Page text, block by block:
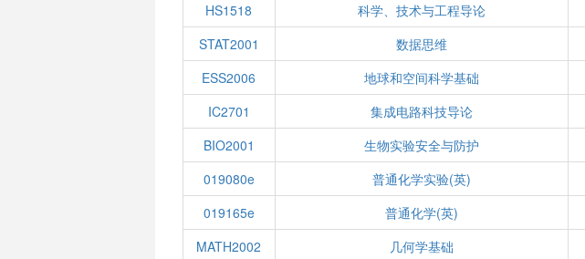
HS1518
科学、技术与工程导论
STAT2001
数据思维
ESS2006
地球和空间科学基础
IC2701
集成电路科技导论
BIO2001
生物实验安全与防护
019080e
普通化学实验(英)
019165e
普通化学(英)
MATH2002
几何学基础